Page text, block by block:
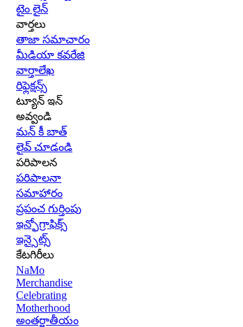
టైం లైన్
వార్తలు
తాజా సమాచారం
మీడియా కవరేజి
వార్తాలేఖ
రిఫ్లెక్షన్స్
ట్యూన్ ఇన్
అవ్వండి
మన్ కీ బాత్
లైవ్ చూడండి
పరిపాలన
పరిపాలనా
సమాహారం
ప్రపంచ గుర్తింపు
ఇన్ఫోగ్రాఫిక్స్
ఇన్సైట్స్
కేటగిరీలు
NaMo
Merchandise
Celebrating
Motherhood
అంతర్జాతీయం